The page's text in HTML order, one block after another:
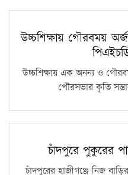
উচ্চশিক্ষায় গৌরবময়
উচ্চশিক্ষায় এক অনন্য ও
পৌরসভার কৃতি
চাঁদপুরে পুকুরের
চাঁদপুরের হাজীগঞ্জে নিজ